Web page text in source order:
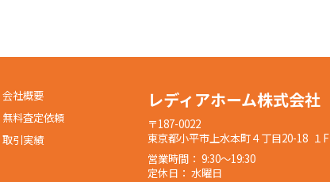
会社概要
無料査定依頼
取引実績
レディアホーム株式会社
〒187-0022
東京都小平市上水本町４丁目20-18 １F
営業時間： 9:30〜19:30
定休日： 水曜日